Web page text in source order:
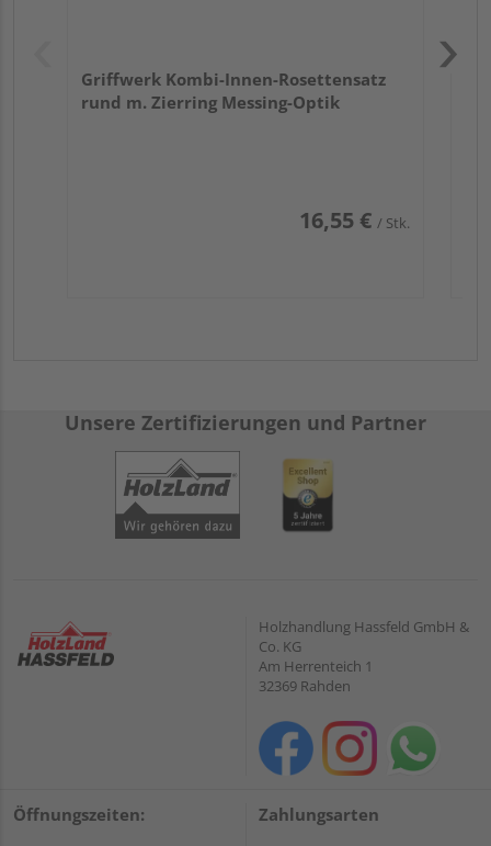
Griffwerk Kombi-Innen-Rosettensatz
rund m. Zierring Messing-Optik
16,55 € / Stk.
Unsere Zertifizierungen und Partner
Holzhandlung Hassfeld GmbH &
Co. KG
Am Herrenteich 1
32369 Rahden
Öffnungszeiten: Zahlungsarten